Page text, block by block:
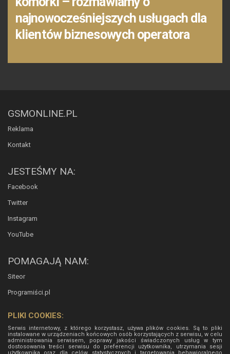
najnowocześniejszych usługach dla
klientów biznesowych operatora
GSMONLINE.PL
Reklama
Kontakt
JESTEŚMY NA:
Facebook
Twitter
Instagram
YouTube
POMAGAJĄ NAM:
Siteor
Programiści.pl
PLIKI COOKIES:
Serwis internetowy, z którego korzystasz, używa plików cookies. Są to pliki
instalowane w urządzeniach końcowych osób korzystających z serwisu, w celu
administrowania serwisem, poprawy jakości świadczonych usług w tym
dostosowania treści serwisu do preferencji użytkownika, utrzymania sesji